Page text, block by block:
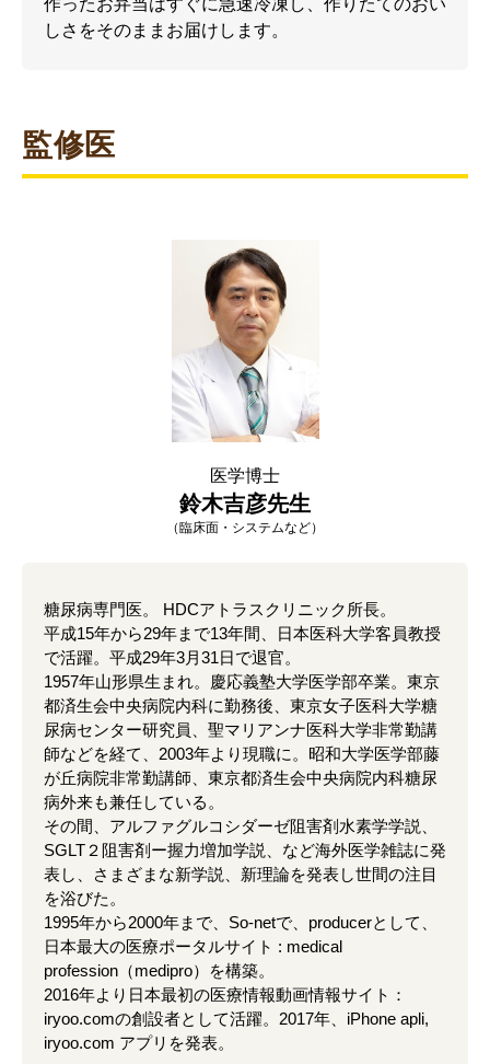
作ったお弁当はすぐに急速冷凍し、作りたてのおい
しさをそのままお届けします。
監修医
糖尿病専門医。 HDCアトラスクリニック所長。
平成15年から29年まで13年間、日本医科大学客員教授
で活躍。平成29年3月31日で退官。
1957年山形県生まれ。慶応義塾大学医学部卒業。東京
都済生会中央病院内科に勤務後、東京女子医科大学糖
尿病センター研究員、聖マリアンナ医科大学非常勤講
師などを経て、2003年より現職に。昭和大学医学部藤
が丘病院非常勤講師、東京都済生会中央病院内科糖尿
病外来も兼任している。
その間、アルファグルコシダーゼ阻害剤水素学学説、
SGLT２阻害剤ー握力増加学説、など海外医学雑誌に発
表し、さまざまな新学説、新理論を発表し世間の注目
を浴びた。
1995年から2000年まで、So-netで、producerとして、
日本最大の医療ポータルサイト : medical
profession（medipro）を構築。
2016年より日本最初の医療情報動画情報サイト：
iryoo.comの創設者として活躍。2017年、iPhone apli,
iryoo.com アプリを発表。
医学博士
鈴木吉彦先生
（臨床面・システムなど）